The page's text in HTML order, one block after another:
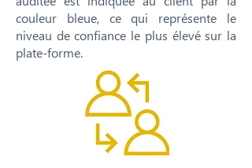
couleur bleue, ce qui représente le
niveau de confiance le plus élevé sur la
plate-forme.